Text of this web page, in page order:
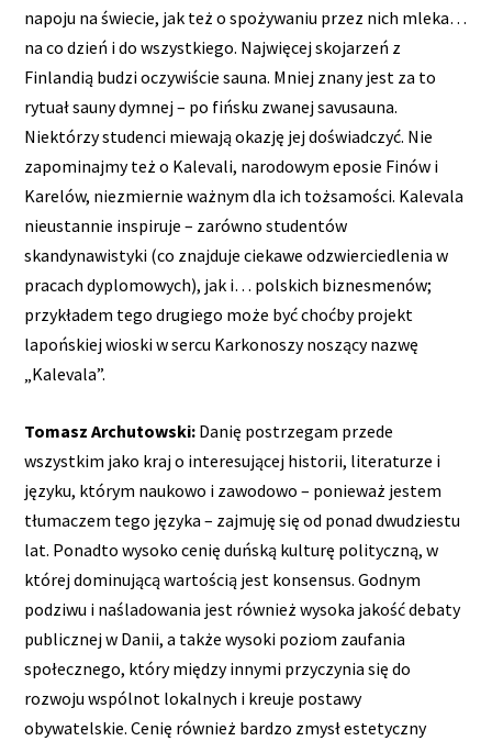
napoju na świecie, jak też o spożywaniu przez nich mleka…
na co dzień i do wszystkiego. Najwięcej skojarzeń z
Finlandią budzi oczywiście sauna. Mniej znany jest za to
rytuał sauny dymnej – po fińsku zwanej savusauna.
Niektórzy studenci miewają okazję jej doświadczyć. Nie
zapominajmy też o Kalevali, narodowym eposie Finów i
Karelów, niezmiernie ważnym dla ich tożsamości. Kalevala
nieustannie inspiruje – zarówno studentów
skandynawistyki (co znajduje ciekawe odzwierciedlenia w
pracach dyplomowych), jak i… polskich biznesmenów;
przykładem tego drugiego może być choćby projekt
lapońskiej wioski w sercu Karkonoszy noszący nazwę
„Kalevala”.
Tomasz Archutowski: Danię postrzegam przede
wszystkim jako kraj o interesującej historii, literaturze i
języku, którym naukowo i zawodowo – ponieważ jestem
tłumaczem tego języka – zajmuję się od ponad dwudziestu
lat. Ponadto wysoko cenię duńską kulturę polityczną, w
której dominującą wartością jest konsensus. Godnym
podziwu i naśladowania jest również wysoka jakość debaty
publicznej w Danii, a także wysoki poziom zaufania
społecznego, który między innymi przyczynia się do
rozwoju wspólnot lokalnych i kreuje postawy
obywatelskie. Cenię również bardzo zmysł estetyczny